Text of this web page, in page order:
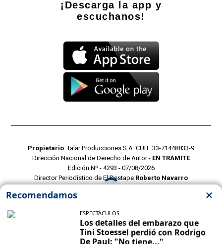
¡Descarga la app y
escuchanos!
Propietario: Talar Producciones S.A. CUIT: 33-71448833-9
Dirección Nacional de Derecho de Autor - EN TRÁMITE
Edición Nº - 4293 - 07/08/2026
Director Periodístico de El Destape Roberto Navarro
POLITICAS DE PRIVACIDAD
CONTACTO COMERCIAL
CONTACTO EDITORIAL